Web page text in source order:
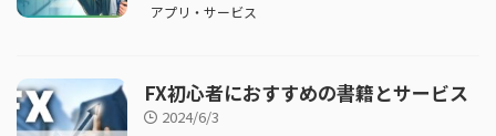
アプリ・サービス
FX初心者におすすめの書籍とサービス
2024/6/3